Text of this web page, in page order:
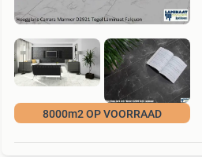
8000m2 OP VOORRAAD